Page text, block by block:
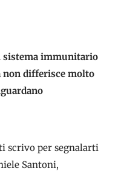
immunitario
differisce molto
scrivo per segnalarti
Santoni,